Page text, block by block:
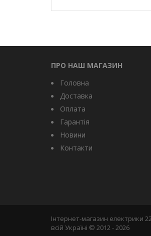
ПРО НАШ МАГАЗИН
Головна
Доставка
Оплата
Гарантія
Новини
Контакти
Інтернет-магазин електрики
всій Україні © 2012 - 2026